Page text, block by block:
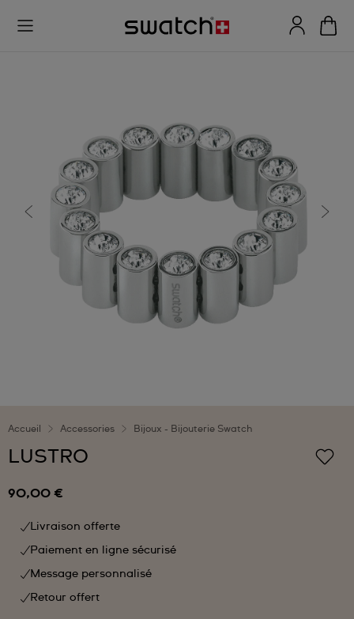
Accueil Accessories Bijoux - Bijouterie Swatch
LUSTRO
90,00 €
Livraison offerte
Paiement en ligne sécurisé
Message personnalisé
Retour offert